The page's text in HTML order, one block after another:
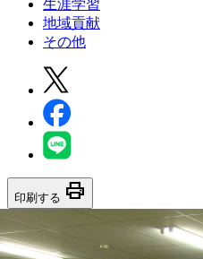
生涯学習
地域貢献
その他
印刷する print